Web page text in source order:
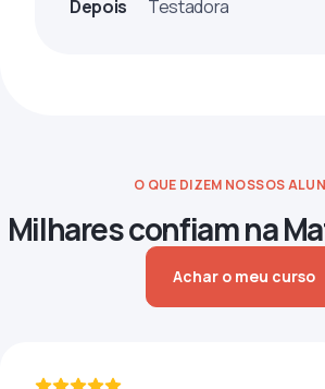
Depois Testadora
O QUE DIZEM NOSSOS
Milhares confiam na
Achar o meu curso